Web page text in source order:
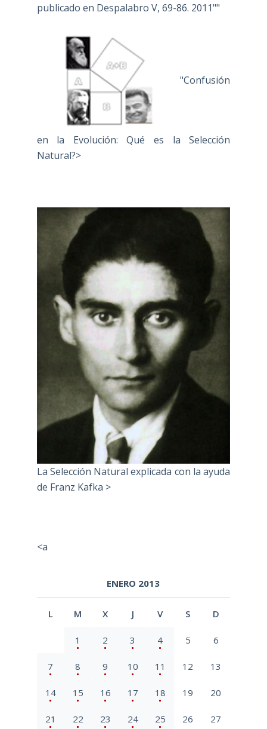
publicado en Despalabro V, 69-86. 2011""
"Confusión
en la Evolución: Qué es la Selección
Natural?>
La Selección Natural explicada con la ayuda
de Franz Kafka >
<a
ENERO 2013
L M X J V S D
1 2 3 4 5 6
7 8 9 10 11 12 13
14 15 16 17 18 19 20
21 22 23 24 25 26 27